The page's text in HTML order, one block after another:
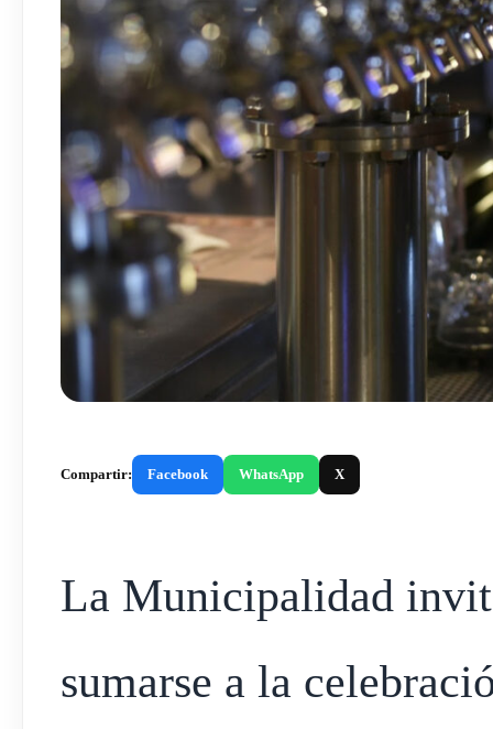
Compartir: Facebook WhatsApp X
La Municipalidad
sumarse a la